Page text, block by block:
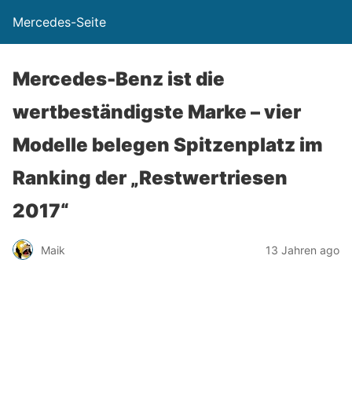
Mercedes-Seite
Mercedes-Benz ist die
wertbeständigste Marke – vier
Modelle belegen Spitzenplatz im
Ranking der „Restwertriesen
2017“
Maik 13 Jahren ago